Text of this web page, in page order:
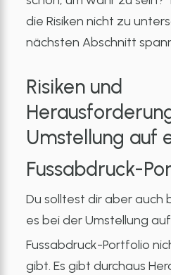
die Risiken nicht zu
nächsten Abschnitt
Risiken und
Umstellung auf
Fussabdruck-
Du solltest dir aber auch
es bei der Umstellung
Fussabdruck-Portfolio
gibt. Es gibt durchaus